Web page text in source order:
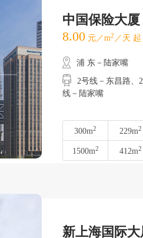
中国保险大厦
8.00 元／m2 ／天 起
浦 东－陆家嘴
2号线－东昌路
线－陆家嘴
300m2 229m2
1500m2 412m2
新上海国际大